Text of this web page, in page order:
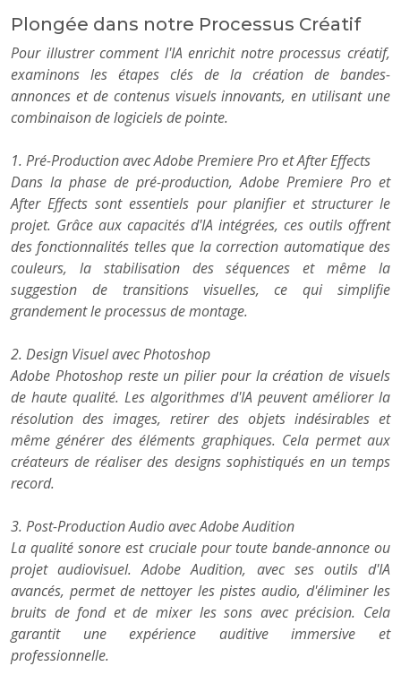
Plongée dans notre Processus Créatif
Pour illustrer comment l'IA enrichit notre processus créatif,
examinons les étapes clés de la création de bandes-
annonces et de contenus visuels innovants, en utilisant une
combinaison de logiciels de pointe.
1. Pré-Production avec Adobe Premiere Pro et After Effects
Dans la phase de pré-production, Adobe Premiere Pro et
After Effects sont essentiels pour planifier et structurer le
projet. Grâce aux capacités d'IA intégrées, ces outils offrent
des fonctionnalités telles que la correction automatique des
couleurs, la stabilisation des séquences et même la
suggestion de transitions visuelles, ce qui simplifie
grandement le processus de montage.
2. Design Visuel avec Photoshop
Adobe Photoshop reste un pilier pour la création de visuels
de haute qualité. Les algorithmes d'IA peuvent améliorer la
résolution des images, retirer des objets indésirables et
même générer des éléments graphiques. Cela permet aux
créateurs de réaliser des designs sophistiqués en un temps
record.
3. Post-Production Audio avec Adobe Audition
La qualité sonore est cruciale pour toute bande-annonce ou
projet audiovisuel. Adobe Audition, avec ses outils d'IA
avancés, permet de nettoyer les pistes audio, d'éliminer les
bruits de fond et de mixer les sons avec précision. Cela
garantit une expérience auditive immersive et
professionnelle.